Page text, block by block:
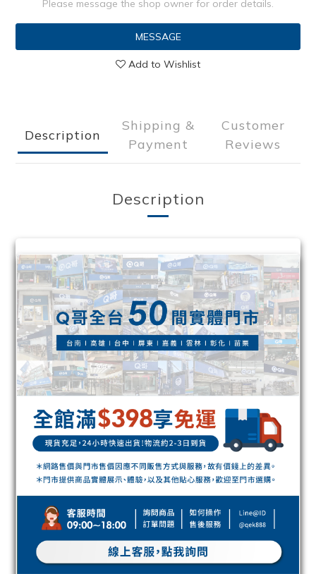
Please message the shop owner for order details.
MESSAGE
Add to Wishlist
Description
Shipping &
Payment
Customer
Reviews
Description